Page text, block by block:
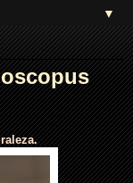
▼